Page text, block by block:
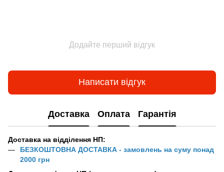
Додайте перший відгук
Написати відгук
Доставка Оплата Гарантія
Доставка на відділення НП:
БЕЗКОШТОВНА ДОСТАВКА - замовлень на суму понад
2000 грн